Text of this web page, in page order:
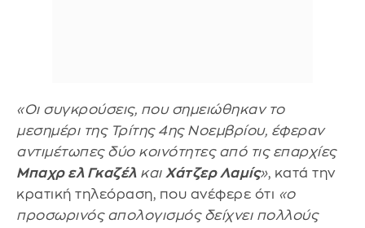
«Οι συγκρούσεις, που σημειώθηκαν το
μεσημέρι της Τρίτης 4ης Νοεμβρίου, έφεραν
αντιμέτωπες δύο κοινότητες από τις επαρχίες
Μπαχρ ελ Γκαζέλ και Χάτζερ Λαμίς», κατά την
κρατική τηλεόραση, που ανέφερε ότι «ο
προσωρινός απολογισμός δείχνει πολλούς